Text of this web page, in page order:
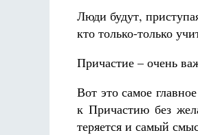
Люди будут,
кто только-только
Причастие – очень
Вот это самое
к Причастию без
теряется и самый